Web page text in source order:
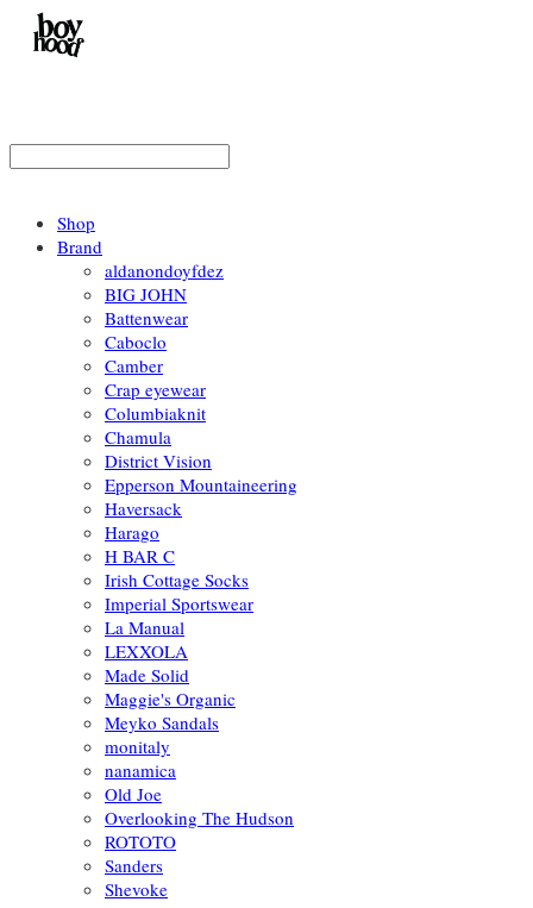
Shop
Brand
aldanondoyfdez
BIG JOHN
Battenwear
Caboclo
Camber
Crap eyewear
Columbiaknit
Chamula
District Vision
Epperson Mountaineering
Haversack
Harago
H BAR C
Irish Cottage Socks
Imperial Sportswear
La Manual
LEXXOLA
Made Solid
Maggie's Organic
Meyko Sandals
monitaly
nanamica
Old Joe
Overlooking The Hudson
ROTOTO
Sanders
Shevoke